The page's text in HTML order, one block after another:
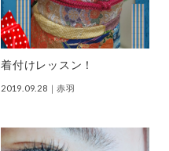
着付けレッスン！
2019.09.28 ｜赤羽